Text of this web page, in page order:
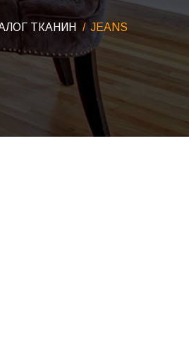
ТКАНИН JEANS